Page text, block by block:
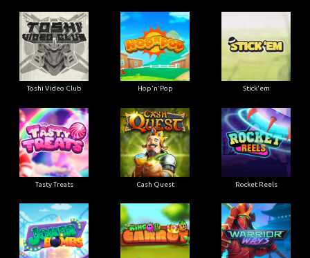
Toshi Video Club Hop'n'Pop Stick'em
Tasty Treats Cash Quest Rocket Reels